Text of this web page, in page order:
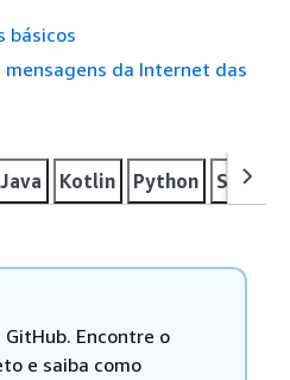
básicos
mensagens da Internet das
Java Kotlin Python SAP
Encontre o
e saiba como